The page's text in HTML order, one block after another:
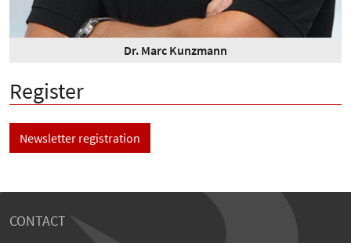
Dr. Marc Kunzmann
Register
Newsletter registration
CONTACT